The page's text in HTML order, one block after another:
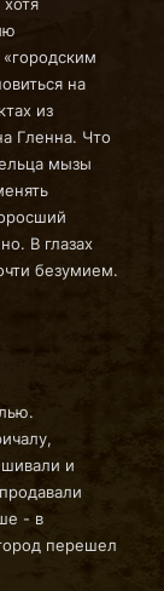
на
из
Гленна. Что
мызы
В глазах
безумием.
и
- в
перешел